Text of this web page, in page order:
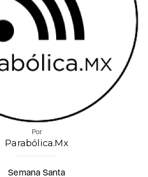
Por
Parabólica.Mx
Semana Santa